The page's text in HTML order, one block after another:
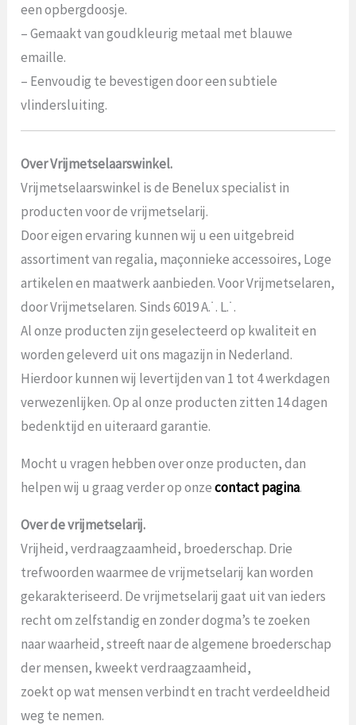
een opbergdoosje.
– Gemaakt van goudkleurig metaal met blauwe
emaille.
– Eenvoudig te bevestigen door een subtiele
vlindersluiting.
Over Vrijmetselaarswinkel.
Vrijmetselaarswinkel is de Benelux specialist in
producten voor de vrijmetselarij.
Door eigen ervaring kunnen wij u een uitgebreid
assortiment van regalia, maçonnieke accessoires, Loge
artikelen en maatwerk aanbieden. Voor Vrijmetselaren,
door Vrijmetselaren. Sinds 6019 A.˙. L.˙.
Al onze producten zijn geselecteerd op kwaliteit en
worden geleverd uit ons magazijn in Nederland.
Hierdoor kunnen wij levertijden van 1 tot 4 werkdagen
verwezenlijken. Op al onze producten zitten 14 dagen
bedenktijd en uiteraard garantie.
Mocht u vragen hebben over onze producten, dan
helpen wij u graag verder op onzecontact pagina.
Over de vrijmetselarij.
Vrijheid, verdraagzaamheid, broederschap. Drie
trefwoorden waarmee de vrijmetselarij kan worden
gekarakteriseerd. De vrijmetselarij gaat uit van ieders
recht om zelfstandig en zonder dogma’s te zoeken
naar waarheid, streeft naar de algemene broederschap
der mensen, kweekt verdraagzaamheid,
zoekt op wat mensen verbindt en tracht verdeeldheid
weg te nemen.